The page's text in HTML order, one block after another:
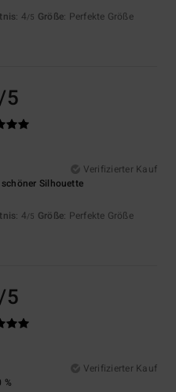
: 4/5 Größe: Perfekte Größe
Verifizierter Kauf
Silhouette
: 4/5 Größe: Perfekte Größe
Verifizierter Kauf
%